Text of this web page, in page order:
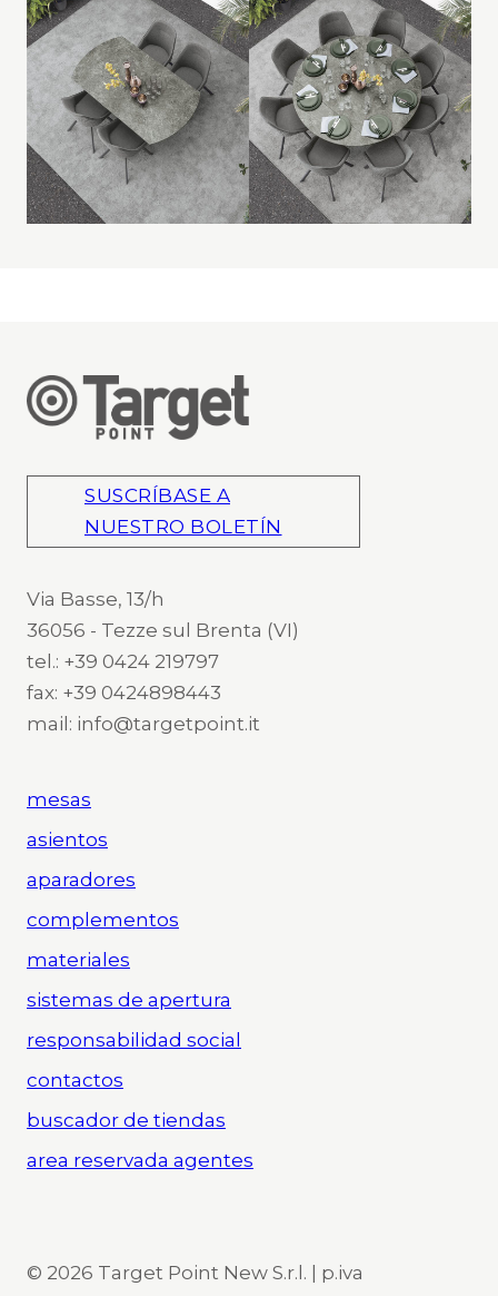
SUSCRÍBASE A
NUESTRO BOLETÍN
Via Basse, 13/h
36056 - Tezze sul Brenta (VI)
tel.: +39 0424 219797
fax: +39 0424898443
mail: info@targetpoint.it
mesas
asientos
aparadores
complementos
materiales
sistemas de apertura
responsabilidad social
contactos
buscador de tiendas
area reservada agentes
© 2026 Target Point New S.r.l. | p.iva